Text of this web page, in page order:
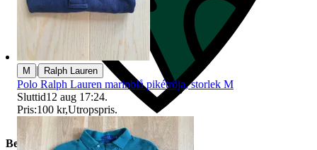
Beskrivning
M | Ralph Lauren
Polo Ralph Lauren marinblå pikétröja, storlek M
Sluttid12 aug 17:24.
Pris:100 kr,Utropspris.